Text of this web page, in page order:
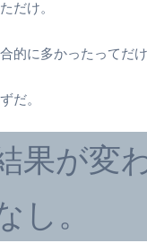
だけ。
的に多かったってだけ
だ。
果が変
し。